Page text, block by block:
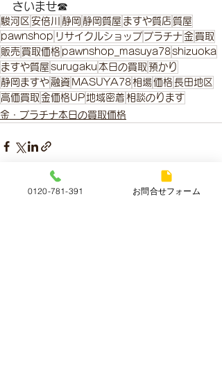
さいませ☎
駿河区 安倍川 静岡 静岡質屋 ますや質店 質屋
pawnshop リサイクルショップ プラチナ 金 買取
販売 買取価格 pawnshop_masuya78shizuoka
ますや質屋 surugaku 本日の買取 預かり
静岡ますや 融資 MASUYA78相場 価格 長田地区
高価買取 金価格UP 地域密着 相談のります
金・プラチナ本日の買取価格
最新記事 すべて表示
0120-781-391 お問合せフォーム